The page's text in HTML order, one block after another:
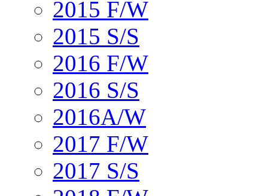
2015 F/W
2015 S/S
2016 F/W
2016 S/S
2016A/W
2017 F/W
2017 S/S